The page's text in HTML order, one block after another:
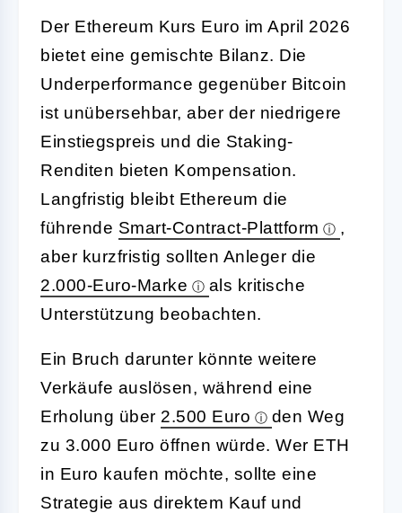
Der Ethereum Kurs Euro im April 2026
bietet eine gemischte Bilanz. Die
Underperformance gegenüber Bitcoin
ist unübersehbar, aber der niedrigere
Einstiegspreis und die Staking-
Renditen bieten Kompensation.
Langfristig bleibt Ethereum die
führende Smart-Contract-Plattform
,
aber kurzfristig sollten Anleger die
2.000-Euro-Marke
als kritische
Unterstützung beobachten.
Ein Bruch darunter könnte weitere
Verkäufe auslösen, während eine
Erholung über 2.500 Euro
den Weg
zu 3.000 Euro öffnen würde. Wer ETH
in Euro kaufen möchte, sollte eine
Strategie aus direktem Kauf und